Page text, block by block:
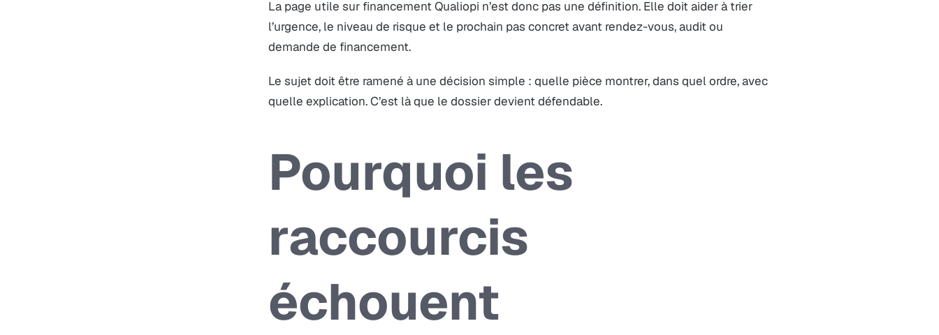
La page utile sur financement Qualiopi n’est donc pas une définition. Elle doit aider à trier
l’urgence, le niveau de risque et le prochain pas concret avant rendez-vous, audit ou
demande de financement.
Le sujet doit être ramené à une décision simple : quelle pièce montrer, dans quel ordre, avec
quelle explication. C’est là que le dossier devient défendable.
Pourquoi les
raccourcis
échouent